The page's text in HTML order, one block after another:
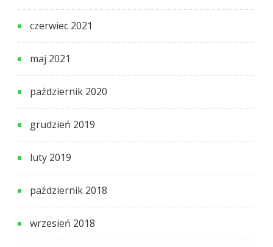
czerwiec 2021
maj 2021
październik 2020
grudzień 2019
luty 2019
październik 2018
wrzesień 2018